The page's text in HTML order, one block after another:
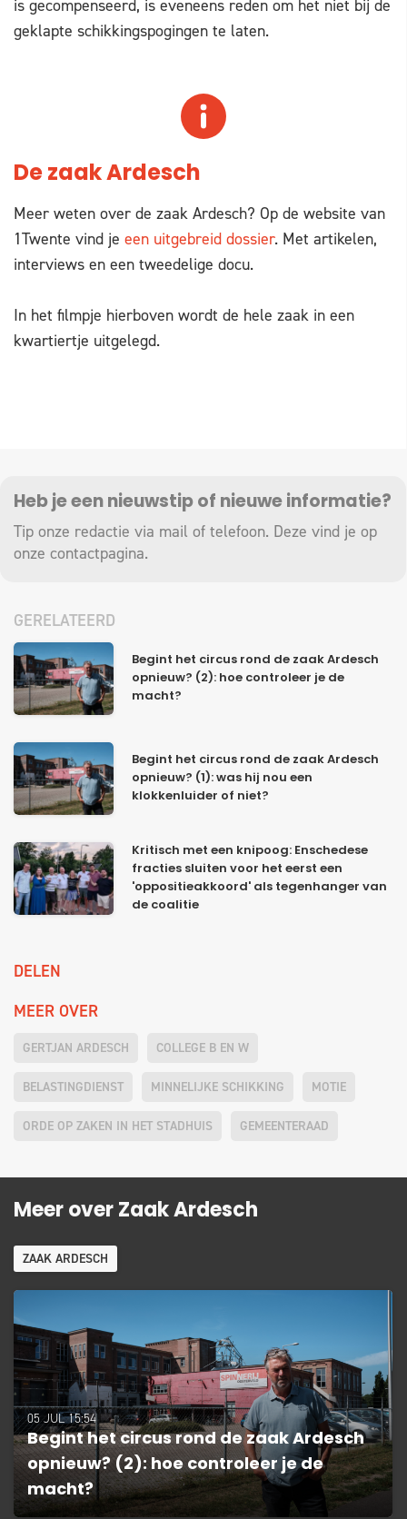
is gecompenseerd, is eveneens reden om het niet bij de
geklapte schikkingspogingen te laten.
De zaak Ardesch
Meer weten over de zaak Ardesch? Op de website van
1Twente vind je een uitgebreid dossier. Met artikelen,
interviews en een tweedelige docu.
In het filmpje hierboven wordt de hele zaak in een
kwartiertje uitgelegd.
Heb je een nieuwstip of nieuwe informatie?
Tip onze redactie via mail of telefoon. Deze vind je op
onze contactpagina.
GERELATEERD
Begint het circus rond de zaak Ardesch
opnieuw? (2): hoe controleer je de
macht?
Begint het circus rond de zaak Ardesch
opnieuw? (1): was hij nou een
klokkenluider of niet?
Kritisch met een knipoog: Enschedese
fracties sluiten voor het eerst een
'oppositieakkoord' als tegenhanger van
de coalitie
DELEN
MEER OVER
GERTJAN ARDESCH COLLEGE B EN W
BELASTINGDIENST MINNELIJKE SCHIKKING MOTIE
ORDE OP ZAKEN IN HET STADHUIS GEMEENTERAAD
Meer over Zaak Ardesch
ZAAK ARDESCH
05 JUL 15:54
Begint het circus rond de zaak Ardesch
opnieuw? (2): hoe controleer je de
macht?